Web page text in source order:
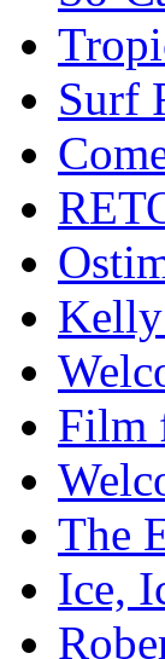
Surf
Film
The
Ice,